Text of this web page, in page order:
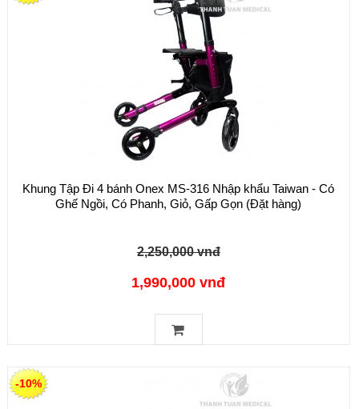
Khung Tập Đi 4 bánh Onex MS-316 Nhập khẩu Taiwan - Có
Ghế Ngồi, Có Phanh, Giỏ, Gấp Gọn (Đặt hàng)
2,250,000 vnđ
1,990,000 vnđ
-10%